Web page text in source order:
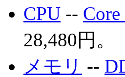
CPU --
28,480円。
メモリ --